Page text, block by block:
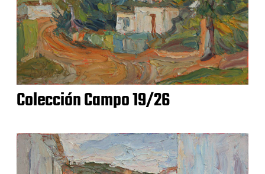
Colección Campo 19/26